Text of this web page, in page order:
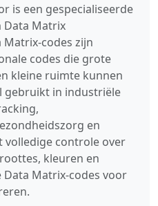
is een gespecialiseerde
Data Matrix
Matrix‑codes zijn
codes die grote
kleine ruimte kunnen
gebruikt in industriële
en
volledige controle over
kleuren en
Matrix‑codes voor